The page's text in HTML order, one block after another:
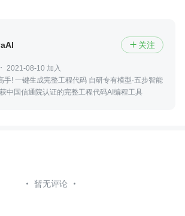
 关注
2021-08-10 加入
·五步智能
AI工具 唯一获中国信通院认证的完整工程代码AI编程工具
暂无评论